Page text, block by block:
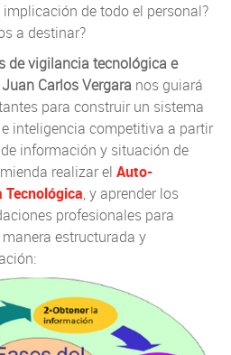
de todo el personal?
a destinar?
de vigilancia tecnológica e
Juan Carlos Vergara nos guiará
para construir un sistema
inteligencia competitiva a partir
información y situación de
realizar el Auto-
, y aprender los
profesionales para
estructurada y